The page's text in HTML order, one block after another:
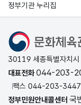
정부기관 누리집
문화체육관광부
30119 세종특별자치
대표전화044-203-
팩스 044-203-3447
정부민원안내콜센터 국